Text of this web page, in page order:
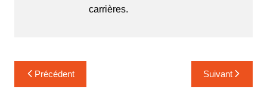
carrières.
Navigation
de
Précédent Suivant